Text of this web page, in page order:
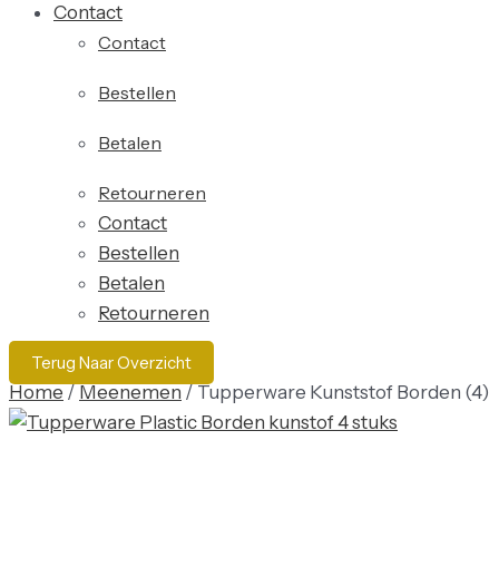
Contact
Contact
Bestellen
Betalen
Retourneren
Contact
Bestellen
Betalen
Retourneren
Terug Naar Overzicht
Home / Meenemen / Tupperware Kunststof Borden (4)